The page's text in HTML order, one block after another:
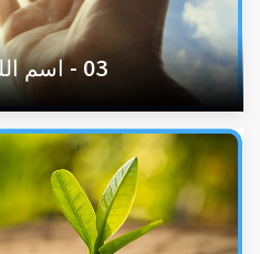
03 - اسم الله البصير.